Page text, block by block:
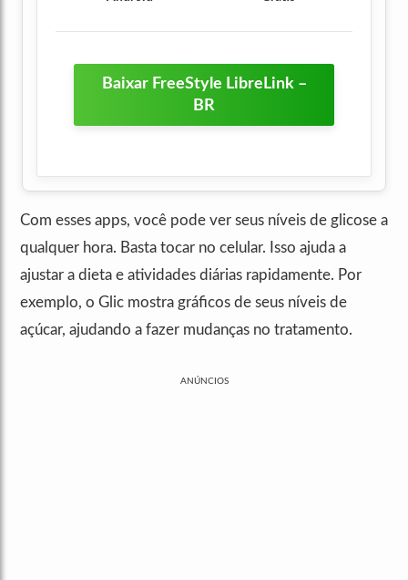
Baixar FreeStyle LibreLink –
BR
Com esses apps, você pode ver seus níveis de glicose a
qualquer hora. Basta tocar no celular. Isso ajuda a
ajustar a dieta e atividades diárias rapidamente. Por
exemplo, o Glic mostra gráficos de seus níveis de
açúcar, ajudando a fazer mudanças no tratamento.
ANÚNCIOS